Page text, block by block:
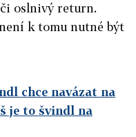
oslnivý return.
k tomu nutné být
chce navázat na
je to švindl na